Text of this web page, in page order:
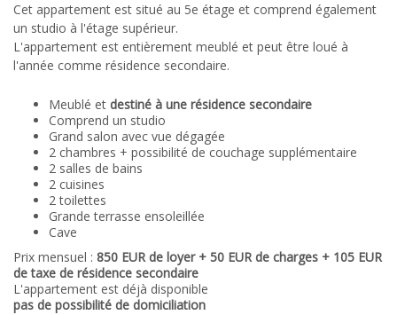
Cet appartement est situé au 5e étage et comprend également
un studio à l'étage supérieur.
L'appartement est entièrement meublé et peut être loué à
l'année comme résidence secondaire.
Meublé et destiné à une résidence secondaire
Comprend un studio
Grand salon avec vue dégagée
2 chambres + possibilité de couchage supplémentaire
2 salles de bains
2 cuisines
2 toilettes
Grande terrasse ensoleillée
Cave
Prix mensuel : 850 EUR de loyer + 50 EUR de charges + 105 EUR
de taxe de résidence secondaire
L'appartement est déjà disponible
pas de possibilité de domiciliation